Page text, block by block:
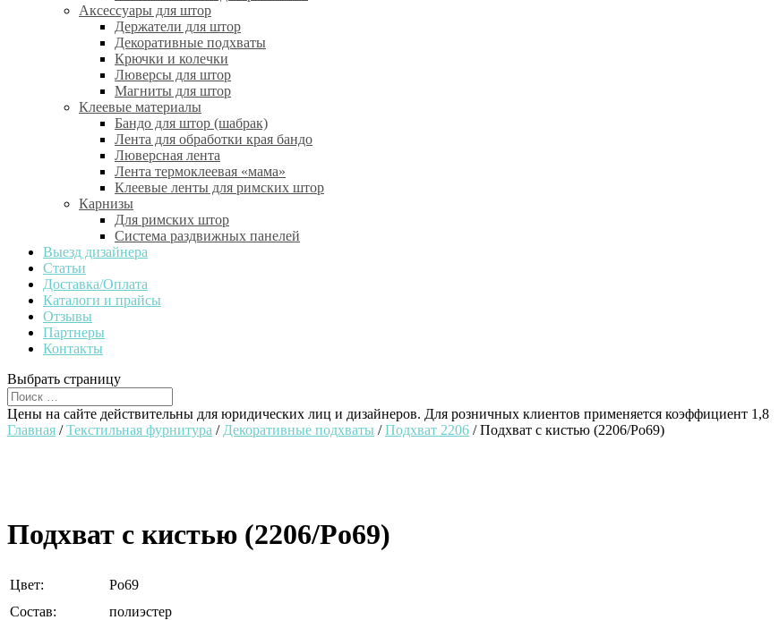
Аксессуары для штор
Держатели для штор
Декоративные подхваты
Крючки и колечки
Люверсы для штор
Магниты для штор
Клеевые материалы
Бандо для штор (шабрак)
Лента для обработки края бандо
Люверсная лента
Лента термоклеевая «мама»
Клеевые ленты для римских штор
Карнизы
Для римских штор
Система раздвижных панелей
Выезд дизайнера
Статьи
Доставка/Оплата
Каталоги и прайсы
Отзывы
Партнеры
Контакты
Выбрать страницу
Цены на сайте действительны для юридических лиц и дизайнеров. Для розничных клиентов применяется коэффициент 1,8
Главная /Текстильная фурнитура / Декоративные подхваты /Подхват 2206 / Подхват с кистью (2206/Po69)
Подхват с кистью (2206/Po69)
Цвет:
Po69
Состав:
полиэстер